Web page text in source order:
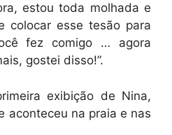
estou toda molhada e
colocar esse tesão para
fez comigo … agora
gostei disso!”.
exibição de Nina,
aconteceu na praia e nas